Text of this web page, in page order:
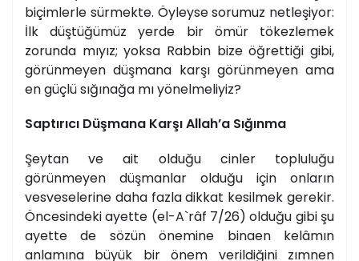
biçimlerle sürmekte. Öyleyse sorumuz netleşiyor:
İlk düştüğümüz yerde bir ömür tökezlemek
zorunda mıyız; yoksa Rabbin bize öğrettiği gibi,
görünmeyen düşmana karşı görünmeyen ama
en güçlü sığınağa mı yönelmeliyiz?
Saptırıcı Düşmana Karşı Allah’a Sığınma
Şeytan ve ait olduğu cinler topluluğu
görünmeyen düşmanlar olduğu için onların
vesveselerine daha fazla dikkat kesilmek gerekir.
Öncesindeki ayette (el-A`râf 7/26) olduğu gibi şu
ayette de sözün önemine binaen kelâmın
anlamına büyük bir önem verildiğini zımnen